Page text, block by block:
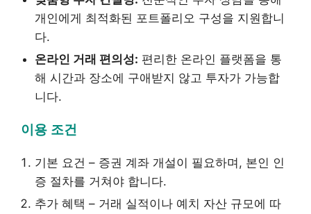
개인에게 최적화된 포트폴리오 구성을 지원합니
다.
온라인 거래 편의성: 편리한 온라인 플랫폼을 통
해 시간과 장소에 구애받지 않고 투자가 가능합
니다.
이용 조건
기본 요건 – 증권 계좌 개설이 필요하며, 본인 인
증 절차를 거쳐야 합니다.
추가 혜택 – 거래 실적이나 예치 자산 규모에 따